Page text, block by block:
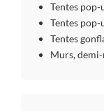
Tentes pop-
Tentes pop-
Tentes
Murs,